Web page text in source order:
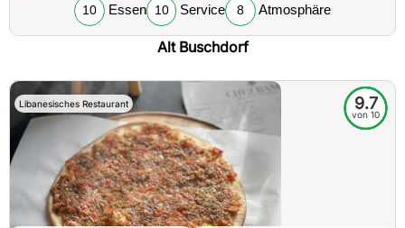
10 Essen 10 Service 8 Atmosphäre
Alt Buschdorf
Libanesisches Restaurant 9.7
von 10